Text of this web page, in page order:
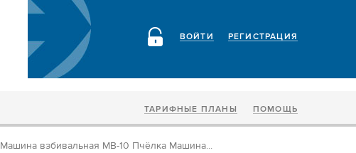
РЕГИСТРАЦИЯ
ВОЙТИ
ТАРИФНЫЕ ПЛАНЫ ПОМОЩЬ
Машина взбивальная МВ-10 Пчёлка Машина...